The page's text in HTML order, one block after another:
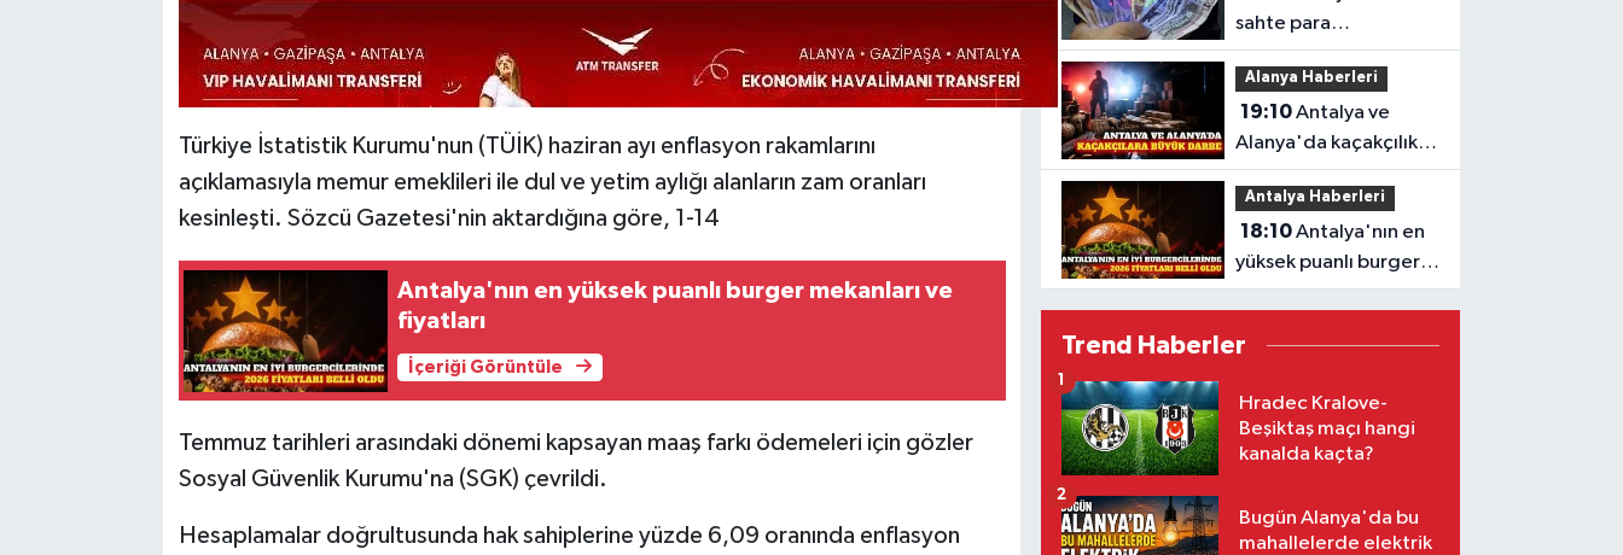
Türkiye İstatistik Kurumu'nun (TÜİK) haziran ayı enflasyon rakamlarını
açıklamasıyla memur emeklileri ile dul ve yetim aylığı alanların zam oranları
kesinleşti. Sözcü Gazetesi'nin aktardığına göre, 1-14
Antalya'nın en yüksek puanlı burger mekanları ve
fiyatları
İçeriği Görüntüle
Temmuz tarihleri arasındaki dönemi kapsayan maaş farkı ödemeleri için gözler
Sosyal Güvenlik Kurumu'na (SGK) çevrildi.
Hesaplamalar doğrultusunda hak sahiplerine yüzde 6,09 oranında enflasyon
sahte para
operasyonu: 3 şüpheli
yakalandı
Alanya Haberleri
19:10Antalya ve
Alanya'da kaçakçılık
operasyonu bilançosu
Antalya Haberleri
18:10Antalya'nın en
yüksek puanlı burger
mekanları ve fiyatları
Trend Haberler
Hradec Kralove-
Beşiktaş maçı hangi
kanalda kaçta?
1
Bugün Alanya'da bu
mahallelerde elektrik
2